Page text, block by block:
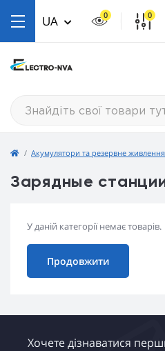
UA 0 0
Акумулятори та резервне живлення
Зарядные
У даній категорії немає товарів.
Продовжити
Хочете дізнаватися